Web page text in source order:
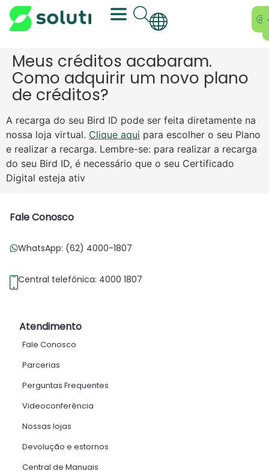
Meus créditos acabaram.
Como adquirir um novo plano
de créditos?
A recarga do seu Bird ID pode ser feita diretamente na
nossa loja virtual. Clique aqui para escolher o seu Plano
e realizar a recarga. Lembre-se: para realizar a recarga
do seu Bird ID, é necessário que o seu Certificado
Digital esteja ativ
Fale Conosco
WhatsApp: (62) 4000-1807
Central telefônica: 4000 1807
Atendimento
Fale Conosco
Parcerias
Perguntas Frequentes
Videoconferência
Nossas lojas
Devolução e estornos
Central de Manuais